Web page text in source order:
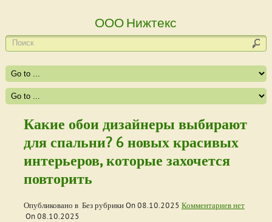
ООО Нижтекс
Какие обои дизайнеры выбирают
для спальни? 6 новых красивых
интерьеров, которые захочется
повторить
Опубликовано в Без рубрики On08.10.2025 Комментариев нет
On08.10.2025